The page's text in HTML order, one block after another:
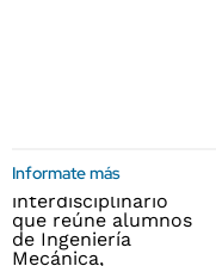
Informate más